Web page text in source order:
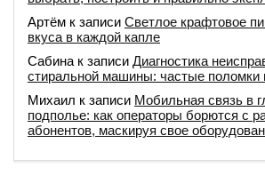
Артём к записи Светлое крафтовое
вкуса в каждой капле
Сабина к записи Диагностика
стиральной машины: частые поломки
Михаил к записи Мобильная связь в
подполье: как операторы борются с
абонентов, маскируя свое